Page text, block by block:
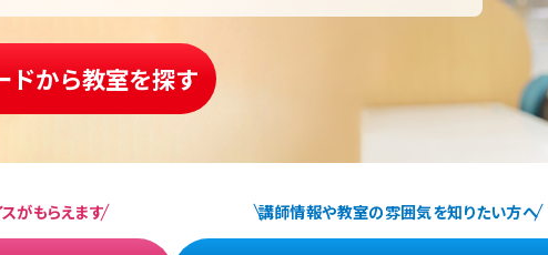
ドから教室を探す
がもらえます 講師情報や教室の雰囲気を知りたい方へ